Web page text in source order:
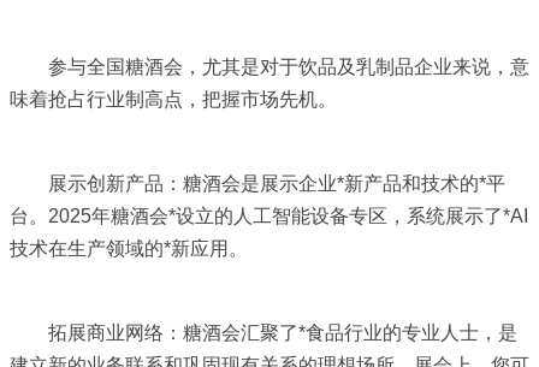
参与全国糖酒会，尤其是对于饮品及乳制品企业来说，意
味着抢占行业制高点，把握市场先机。
展示创新产品：糖酒会是展示企业*新产品和技术的*平
台。2025年糖酒会*设立的人工智能设备专区，系统展示了*AI
技术在生产领域的*新应用。
拓展商业网络：糖酒会汇聚了*食品行业的专业人士，是